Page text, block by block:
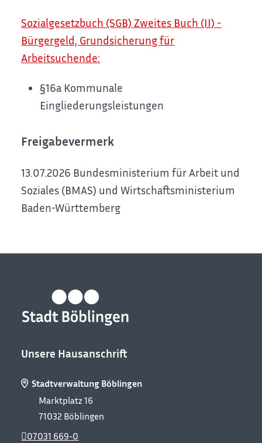
Sozialgesetzbuch (SGB) Zweites Buch (II) -
Bürgergeld, Grundsicherung für
Arbeitsuchende:
§16a Kommunale
Eingliederungsleistungen
Freigabevermerk
13.07.2026 Bundesministerium für Arbeit und
Soziales (BMAS) und Wirtschaftsministerium
Baden-Württemberg
Unsere Hausanschrift
Stadtverwaltung Böblingen
Marktplatz 16
71032 Böblingen
07031 669-0